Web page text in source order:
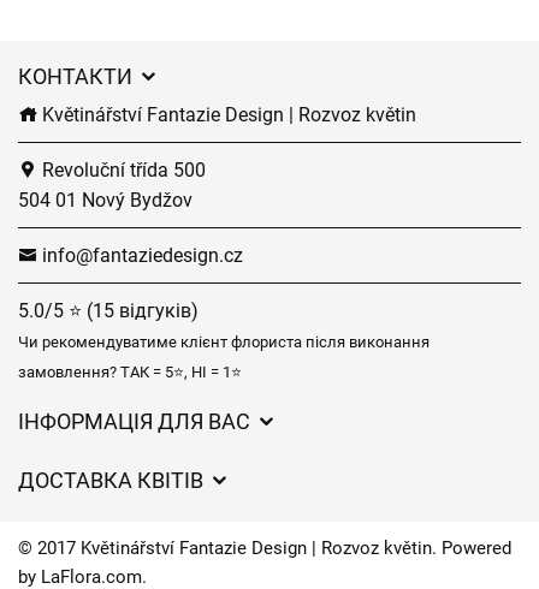
КОНТАКТИ
Květinářství Fantazie Design | Rozvoz květin
Revoluční třída 500
504 01 Nový Bydžov
info@fantaziedesign.cz
5.0/5 ⭐ (15 відгуків)
Чи рекомендуватиме клієнт флориста після виконання
замовлення? ТАК = 5⭐, НІ = 1⭐
ІНФОРМАЦІЯ ДЛЯ ВАС
Захист персональних даних
Час доставки квітів – огляд можливостей
ДОСТАВКА КВІТІВ
Куди ми доставляємо квіти
© 2017 Květinářství Fantazie Design | Rozvoz květin. Powered
by LaFlora.com.